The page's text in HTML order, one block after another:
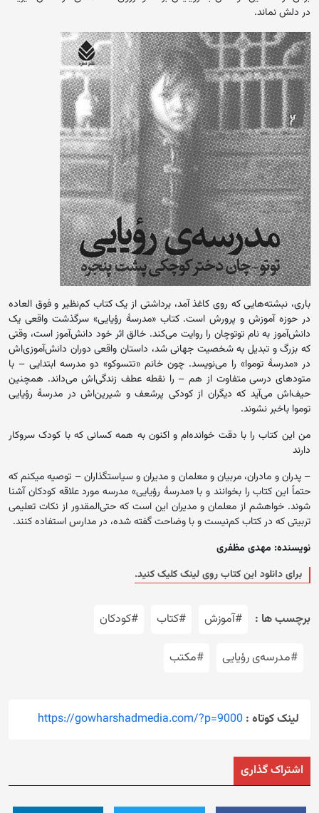
در دلش نماند.
باری، نبشته‌هایی که روی کاغذ آمد، برداشتی از یک کتاب کم‌نظیر و فوق العاده
در حوزه آموزش و پرورش است. کتاب «مدرسهٔ رؤیایی» سرگذشت واقعی یک
دانش‌آموز به نام توتو‌چان را روایت می‌کند. خالق اثر خود دانش‌آموز است، وقتی
که بزرگ و تبدیل به شخصیت جهانی شد، داستان واقعی دوران دانش‌آموزی‌اش
در «مدرسهٔ توموا» را می‌نویسد. چون خانم «تتسوکو» دو مدرسه ابتدایی – با
متودهای درسی متفاوت از هم – را نقطه عطف زندگی‌اش می‌داند. همچنین
حیف‌اش می‌آید که دیگران از کودکی پرشعف و شیرین‌اش در مدرسهٔ رؤیایی
توموا باخبر نشوند.
من این کتاب را با دقت خوانده‌ام و اکنون به همه کسانی که با کودک سروکار
دارند
– پدران و مادران، مربیان و معلمان و مدیران و سیاستگذاران – توصیه میکنم که
حتماً این کتاب را بخوانند و با «مدرسهٔ رؤیایی» مدرسه مورد علاقه کودکان آشنا
شوند. خواهشم از معلمان و مدیران این است که حتی‌المقدور از نکات تعلیمی
تربیتی که در کتاب کم‌نیست و با وضاحت گفته شده، در مدارس استفاده کنند.
نویسنده: مهدی مظفری
برای دانلود این کتاب روی لینک کلیک کنید.
برچسب ها : #آموزش #کتاب #کودکان
#مدرسه‌ی رؤیایی #مکتب
لینک کوتاه : https://gowharshadmedia.com/?p=9000
اشتراک گذاری